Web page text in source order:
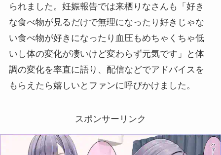
られました。妊娠報告では来栖りなさんも「好き
な食べ物が見るだけで無理になったり好きじゃな
い食べ物が好きになったり血圧もめちゃくちゃ低
いし体の変化が凄いけど変わらず元気です」と体
調の変化を率直に語り、配信などでアドバイスを
もらえたら嬉しいとファンに呼びかけました。
スポンサーリンク